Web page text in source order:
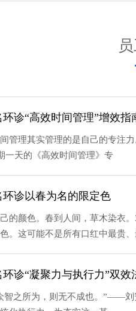
诊“高效时间管理”增效指
管理其实管理的是自己的专注
一天的《高效时间管理》专
环诊以春为名的限定色
的颜色。春到人间，草木染衣
。这可能不是所有口红中最贵
诊“凝聚力与执行力”双效
智之所为，则无不成也。”——